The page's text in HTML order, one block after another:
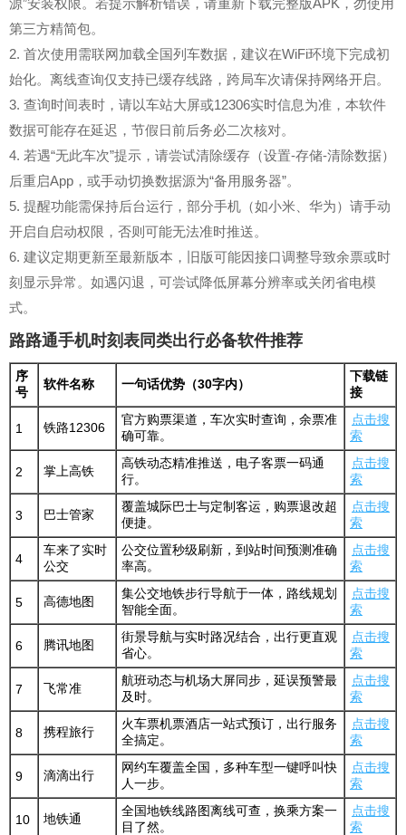
源”安装权限。若提示解析错误，请重新下载完整版APK，勿使用
第三方精简包。
2. 首次使用需联网加载全国列车数据，建议在WiFi环境下完成初
始化。离线查询仅支持已缓存线路，跨局车次请保持网络开启。
3. 查询时间表时，请以车站大屏或12306实时信息为准，本软件
数据可能存在延迟，节假日前后务必二次核对。
4. 若遇“无此车次”提示，请尝试清除缓存（设置-存储-清除数据）
后重启App，或手动切换数据源为“备用服务器”。
5. 提醒功能需保持后台运行，部分手机（如小米、华为）请手动
开启自启动权限，否则可能无法准时推送。
6. 建议定期更新至最新版本，旧版可能因接口调整导致余票或时
刻显示异常。如遇闪退，可尝试降低屏幕分辨率或关闭省电模
式。
路路通手机时刻表同类出行必备软件推荐
序
号
软件名称 一句话优势（30字内）
下载链
接
1 铁路12306
官方购票渠道，车次实时查询，余票准
确可靠。
点击搜
索
2 掌上高铁
高铁动态精准推送，电子客票一码通
行。
点击搜
索
3 巴士管家
覆盖城际巴士与定制客运，购票退改超
便捷。
点击搜
索
4
车来了实时
公交
公交位置秒级刷新，到站时间预测准确
率高。
点击搜
索
5 高德地图
集公交地铁步行导航于一体，路线规划
智能全面。
点击搜
索
6 腾讯地图
街景导航与实时路况结合，出行更直观
省心。
点击搜
索
7 飞常准
航班动态与机场大屏同步，延误预警最
及时。
点击搜
索
8 携程旅行
火车票机票酒店一站式预订，出行服务
全搞定。
点击搜
索
9 滴滴出行
网约车覆盖全国，多种车型一键呼叫快
人一步。
点击搜
索
10 地铁通
全国地铁线路图离线可查，换乘方案一
目了然。
点击搜
索